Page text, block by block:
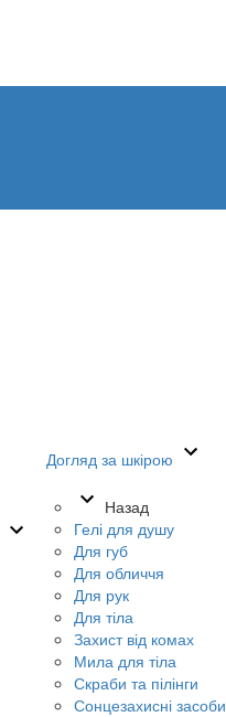
Догляд за шкірою
Назад
Гелі для душу
Для губ
Для обличчя
Для рук
Для тіла
Захист від комах
Мила для тіла
Скраби та пілінги
Сонцезахисні засоби